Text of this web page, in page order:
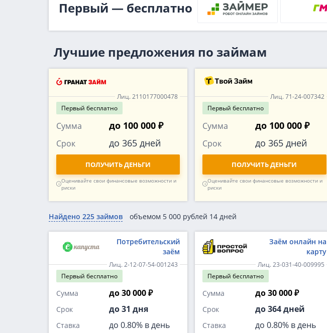
Первый — бесплатно
Лучшие предложения по займам
Лиц. 2110177000478
Первый бесплатно
Сумма до 100 000 ₽
Срок до 365 дней
ПОЛУЧИТЬ ДЕНЬГИ
Оценивайте свои финансовые возможности и
риски
Лиц. 71-24-007342
Первыйбесплатно
Сумма до 100 000 ₽
Срок до 365 дней
ПОЛУЧИТЬ ДЕНЬГИ
Оценивайте свои финансовые возможности и
риски
Найдено 225 займов объемом 5 000 рублей 14 дней
Потребительский
заём
Лиц. 2-12-07-54-001243
Первый бесплатно
Сумма до 30 000 ₽
Срок до 31 дня
Ставка до 0.80% в день
Заём онлайн на
карту
Лиц. 23-031-40-009995
Первыйбесплатно
Сумма до 30 000 ₽
Срок до 364 дней
Ставка до 0.80% в день